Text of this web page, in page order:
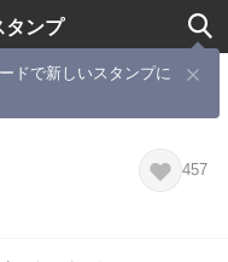
タンプ
ドで新しいスタンプに
日常スタンプ
457